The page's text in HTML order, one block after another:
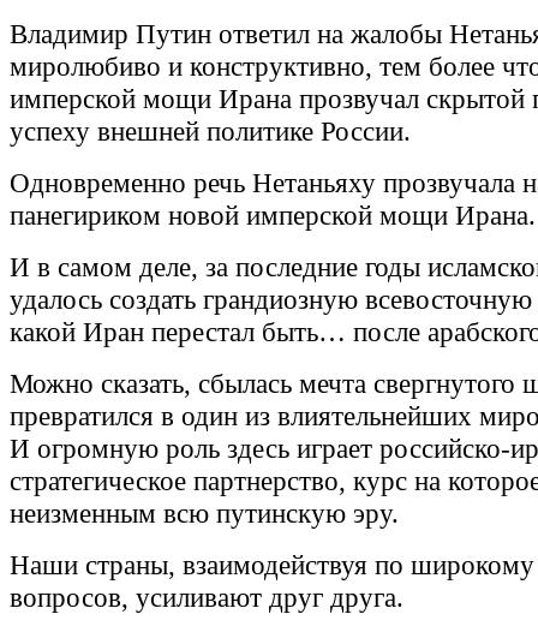
Владимир Путин ответил на жалобы
миролюбиво и конструктивно, тем более
имперской мощи Ирана прозвучал скрытой
успеху внешней политике России.
Одновременно речь Нетаньяху прозвучала
панегириком новой имперской мощи Ирана.
И в самом деле, за последние годы
удалось создать грандиозную
какой Иран перестал быть… после
Можно сказать, сбылась мечта свергнутого
превратился в один из влиятельнейших
И огромную роль здесь играет российско-
стратегическое партнерство, курс на
неизменным всю путинскую эру.
Наши страны, взаимодействуя по широкому
вопросов, усиливают друг друга.